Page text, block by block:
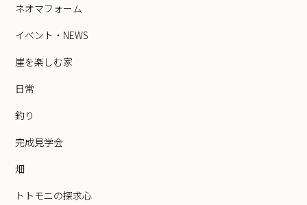
ネオマフォーム
イベント・NEWS
崖を楽しむ家
日常
釣り
完成見学会
畑
トトモニの探求心